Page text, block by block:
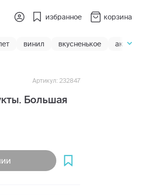
избранное корзина
винил вкусненькое акции
Большая
Артикул: 232847